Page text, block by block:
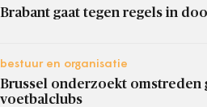
Brabant gaat tegen regels in
bestuur en organisatie
Brussel onderzoekt omstreden
voetbalclubs